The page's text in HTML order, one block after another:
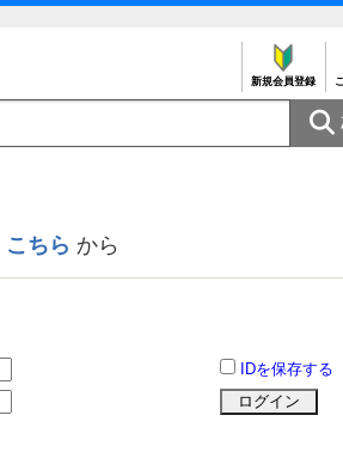
新規会員登録

こちら から
IDを保存する